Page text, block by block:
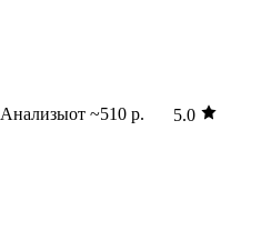
Анализыот ~510 р. 5.0